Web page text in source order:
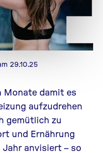
29.10.25
Monate damit es
aufzudrehen
gemütlich zu
und Ernährung
Jahr anvisiert – so